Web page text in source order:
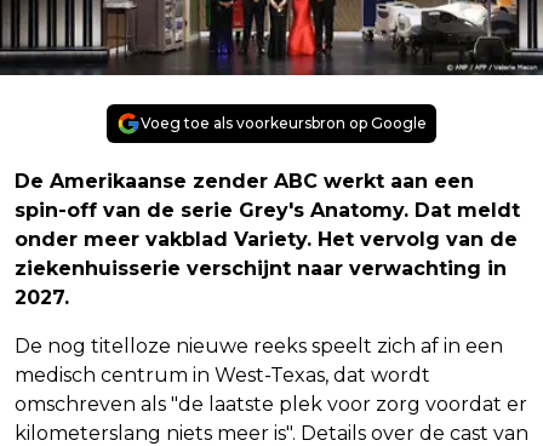
Voeg toe als voorkeursbron op Google
De Amerikaanse zender ABC werkt aan een
spin-off van de serie Grey's Anatomy. Dat meldt
onder meer vakblad Variety. Het vervolg van de
ziekenhuisserie verschijnt naar verwachting in
2027.
De nog titelloze nieuwe reeks speelt zich af in een
medisch centrum in West-Texas, dat wordt
omschreven als "de laatste plek voor zorg voordat er
kilometerslang niets meer is". Details over de cast van